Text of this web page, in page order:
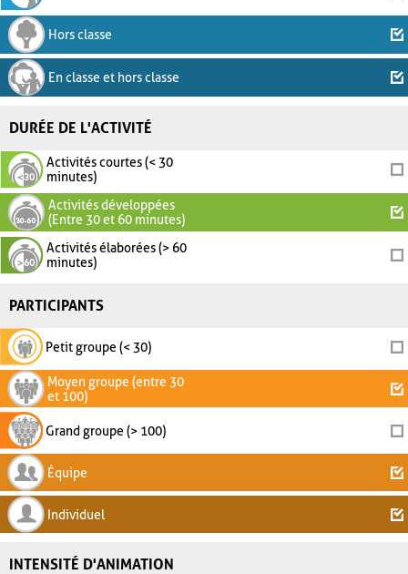
Hors classe
En classe et hors classe
DURÉE DE L'ACTIVITÉ
Activités courtes (< 30
minutes)
Activités développées
(Entre 30 et 60 minutes)
Activités élaborées (> 60
minutes)
PARTICIPANTS
Petit groupe (< 30)
Moyen groupe (entre 30
et 100)
Grand groupe (> 100)
Équipe
Individuel
INTENSITÉ D'ANIMATION